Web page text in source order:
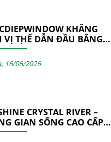
KHẲNG
THẾ DẪN ĐẦU BẰNG
TRIỂN CÔNG NGHỆ VÀ
LỰC SẢN XUẤT
16/06/2026
CRYSTAL RIVER –
GIAN SỐNG CAO CẤP
HOÀN THIỆN TỪ NHỮNG